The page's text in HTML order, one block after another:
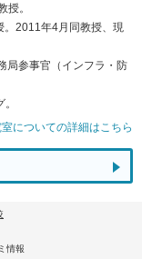
。
2011年4月同教授、現
局参事官（インフラ・防
についての詳細はこちら
情報